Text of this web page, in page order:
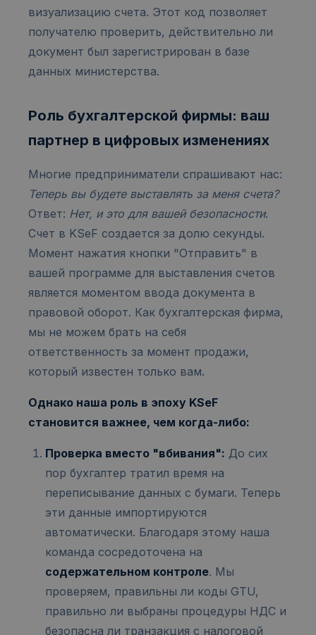
визуализацию счета. Этот код позволяет
получателю проверить, действительно ли
документ был зарегистрирован в базе
данных министерства.
Роль бухгалтерской фирмы: ваш
партнер в цифровых изменениях
Многие предприниматели спрашивают нас:
Теперь вы будете выставлять за меня счета?
Ответ: Нет, и это для вашей безопасности.
Счет в KSeF создается за долю секунды.
Момент нажатия кнопки "Отправить" в
вашей программе для выставления счетов
является моментом ввода документа в
правовой оборот. Как бухгалтерская фирма,
мы не можем брать на себя
ответственность за момент продажи,
который известен только вам.
Однако наша роль в эпоху KSeF
становится важнее, чем когда-либо:
Проверка вместо "вбивания": До сих
пор бухгалтер тратил время на
переписывание данных с бумаги. Теперь
эти данные импортируются
автоматически. Благодаря этому наша
команда сосредоточена на
содержательном контроле. Мы
проверяем, правильны ли коды GTU,
правильно ли выбраны процедуры НДС и
безопасна ли транзакция с налоговой